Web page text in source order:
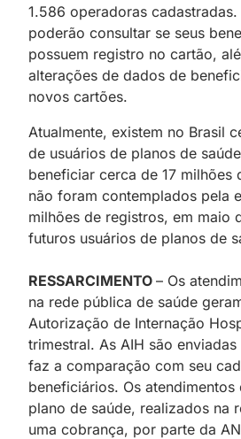
1.586 operadoras
poderão consultar se seus
possuem registro no cartão,
alterações de dados de
novos cartões.
Atualmente, existem no Brasil
de usuários de planos de
beneficiar cerca de 17 milhões
não foram contemplados pela
milhões de registros, em maio
futuros usuários de planos de
RESSARCIMENTO – Os
na rede pública de saúde
Autorização de Internação
trimestral. As AIH são
faz a comparação com seu
beneficiários. Os
plano de saúde, realizados na
uma cobrança, por parte da